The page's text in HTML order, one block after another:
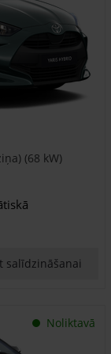
(68 kW)
salīdzināšanai
Noliktavā